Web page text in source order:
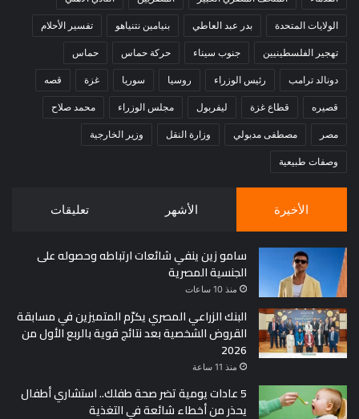
الولايات المتحدة بدر عبد العاطي بنيامين نتنياهو تفسير الأحلام
تهجير الفلسطينيين جنوب سيناء حركة حماس حماس
دونالد ترامب رئيس الوزراء روسيا سوريا غزة قصه
قصيره قطاع غزة ليفربول مجلس الوزراء محمد صلاح
مصر مصطفى مدبولي وزارة النقل وزير الخارجية
وصفات طبيعية
الأخيرة الأشهر تعليقات
سامو زين ينفي شائعات ارتباطه وحصوله على
الجنسية المصرية
منذ 10 ساعات
البنك الزراعي المصري يكرّم المتميزين في مسابقة
القروض الشخصية بعد نتائج قوية بالربع الأول من
2026
منذ 11 ساعة
5 عادات يومية تضر صحة طفلك.. استشاري أطفال
يحذر من أخطاء شائعة في التغذية